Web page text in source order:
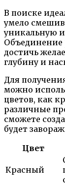
В поиске
умело
уникальную
Объединение
достичь
глубину и
Для
можно
цветов, как
различные
сможете
будет
Цвет
Красный